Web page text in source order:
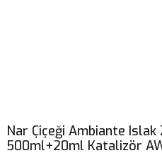
Nar Çiçeği Ambiante Islak
500ml+20ml Katalizör